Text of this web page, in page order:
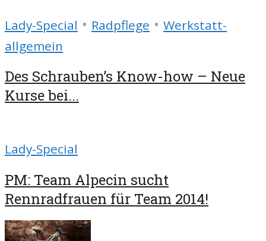
Lady-Special • Radpflege • Werkstatt-
allgemein
Des Schrauben’s Know-how – Neue
Kurse bei...
Lady-Special
PM: Team Alpecin sucht
Rennradfrauen für Team 2014!